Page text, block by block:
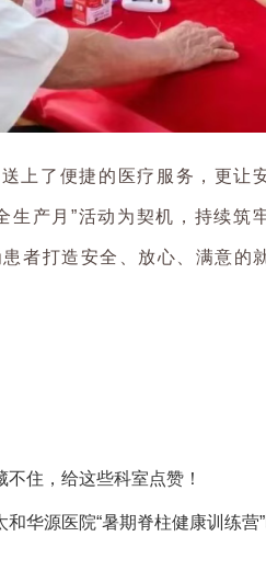
上了便捷的医疗服务，更让
生产月”活动为契机，持续筑
者打造安全、放心、满意的
不住，给这些科室点赞！
华源医院“暑期脊柱健康训练营